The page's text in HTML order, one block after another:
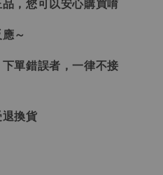
，您可以安心購買唷
～
單錯誤者，一律不接
換貨